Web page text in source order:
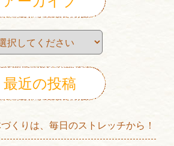
最近の投稿
くりは、毎日のストレッチから！